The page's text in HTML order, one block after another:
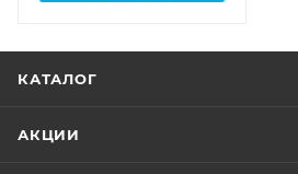
КАТАЛОГ
АКЦИИ